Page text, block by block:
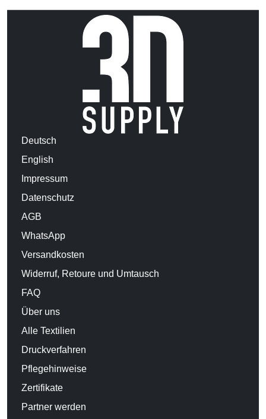
Deutsch
English
Impressum
Datenschutz
AGB
WhatsApp
Versandkosten
Widerruf, Retoure und Umtausch
FAQ
Über uns
Alle Textilien
Druckverfahren
Pflegehinweise
Zertifikate
Partner werden